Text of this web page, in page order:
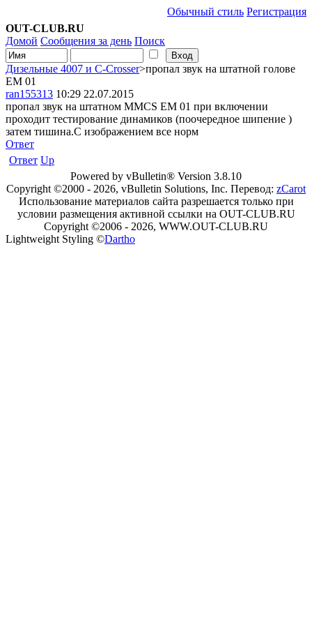
Обычный стиль Регистрация
OUT-CLUB.RU
Домой Сообщения за день Поиск
Дизельные 4007 и С-Crosser>пропал звук на штатной голове
EM 01
ran155313 10:29 22.07.2015
пропал звук на штатном MMCS EM 01 при включении
проходит тестирование динамиков (поочередное шипение )
затем тишина.С изображением все норм
Ответ
Ответ Up
Powered by vBulletin® Version 3.8.10
Copyright ©2000 - 2026, vBulletin Solutions, Inc. Перевод: zCarot
Использование материалов сайта разрешается только при
условии размещения активной ссылки на OUT-CLUB.RU
Copyright ©2006 - 2026, WWW.OUT-CLUB.RU
Lightweight Styling ©Dartho